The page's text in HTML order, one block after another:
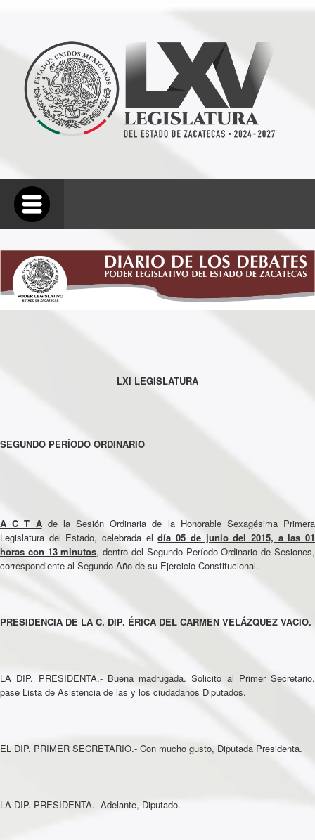
LXI LEGISLATURA
SEGUNDO PERÍODO ORDINARIO
A C T Ade la Sesión Ordinaria de la Honorable Sexagésima Primera
Legislatura del Estado, celebrada eldía 05 de junio del 2015, a las 01
horas con 13 minutos, dentro del Segundo Período Ordinario de Sesiones,
correspondiente al Segundo Año de su Ejercicio Constitucional.
PRESIDENCIA DE LA C. DIP. ÉRICA DEL CARMEN VELÁZQUEZ VACIO.
LA DIP. PRESIDENTA.- Buena madrugada. Solicito al Primer Secretario,
pase Lista de Asistencia de las y los ciudadanos Diputados.
EL DIP. PRIMER SECRETARIO.- Con mucho gusto, Diputada Presidenta.
LA DIP. PRESIDENTA.- Adelante, Diputado.